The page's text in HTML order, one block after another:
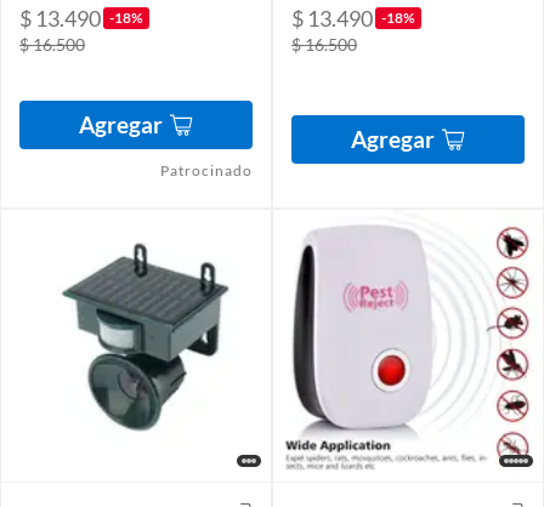
$ 13.490 -18%
$ 16.500
Agregar
Patrocinado
$ 13.490 -18%
$ 16.500
Agregar